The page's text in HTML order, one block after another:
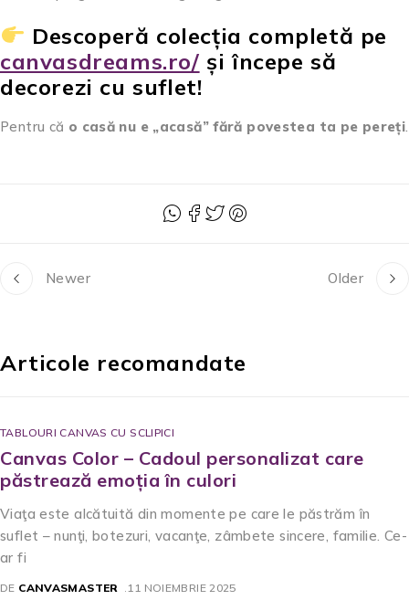
Descoperă colecția completă pe
canvasdreams.ro/ și începe să
decorezi cu suflet!
Pentru că o casă nu e „acasă” fără povestea ta pe pereți
Newer Older
Articole recomandate
TABLOURI CANVAS CU SCLIPICI
Canvas Color – Cadoul personalizat care
păstrează emoția în culori
Viaţa este alcătuită din momente pe care le păstrăm în
suflet – nunţi, botezuri, vacanţe, zâmbete sincere, familie. Ce-
ar fi
DE CANVASMASTER 11 NOIEMBRIE 2025